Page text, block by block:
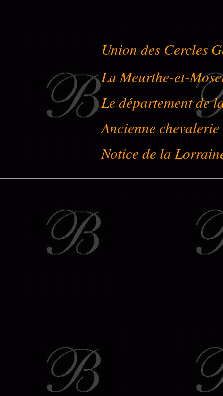
Union des Cercles
La Meurthe-et-
Le département de
Ancienne
Notice de la